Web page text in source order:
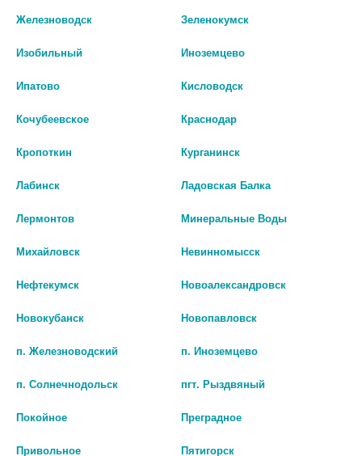
ПАНУМ 20МГ.№14 ТАБ. 1659
166
В КОРЗИНУ
ПАНТОПРАЗОЛ 40МГ. №14
Железноводск Зеленокумск
Изобильный Иноземцево
Ипатово Кисловодск
Кочубеевское Краснодар
Кропоткин Курганинск
Лабинск Ладовская Балка
Лермонтов Минеральные Воды
Михайловск Невинномысск
Нефтекумск Новоалександровск
Новокубанск Новопавловск
п. Железноводский п. Иноземцево
п. Солнечнодольск пгт. Рыздвяный
Покойное Преградное
Привольное Пятигорск